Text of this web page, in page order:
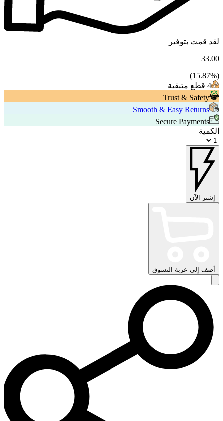
لقد قمت بتوفير
33.00
(
15.87%)
4 قطع متبقية
Trust & Safety
Smooth & Easy Returns
Secure Payments
الكمية
إشتر الآن
أضف إلى عربة التسوق